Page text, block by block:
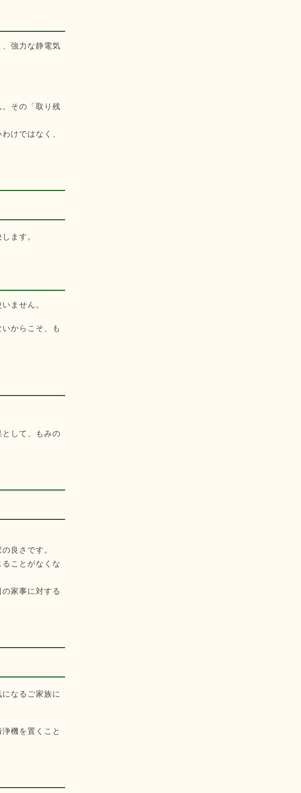
強力な静電気
その「取り残
けではなく、
ます。
ません。
からこそ、も
して、もみの
良さです。
ことがなくな
家事に対する
なるご家族に
機を置くこと